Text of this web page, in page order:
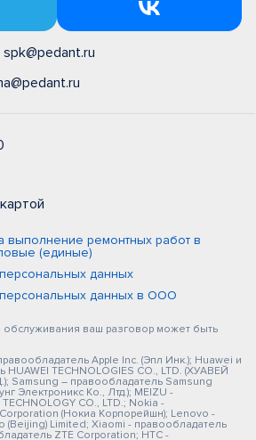
spk@pedant.ru
выполнение ремонтных работ в
(единые)
данных
данных в ООО
обслуживания ваш разговор может быть
Apple Inc. (Эпл Инк.); Huawei и
TECHNOLOGIES CO., LTD. (ХУАВЕЙ
– правообладатель Samsung
Электроникс Ко., Лтд.); MEIZU -
CO., LTD.; Nokia -
(Нокиа Корпорейшн); Lenovo -
(Beijing) Limited; Xiaomi - правообладатель
ZTE Corporation; HTC -